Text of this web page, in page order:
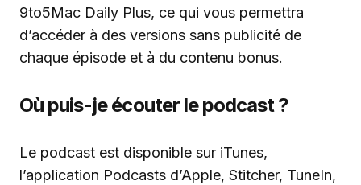
9to5Mac Daily Plus, ce qui vous permettra
d’accéder à des versions sans publicité de
chaque épisode et à du contenu bonus.
Où puis-je écouter le podcast ?
Le podcast est disponible sur iTunes,
l’application Podcasts d’Apple, Stitcher, TuneIn,